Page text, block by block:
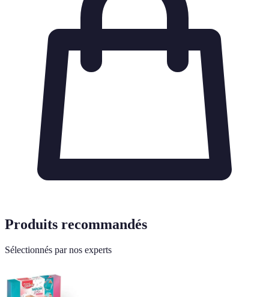
Produits recommandés
Sélectionnés par nos experts